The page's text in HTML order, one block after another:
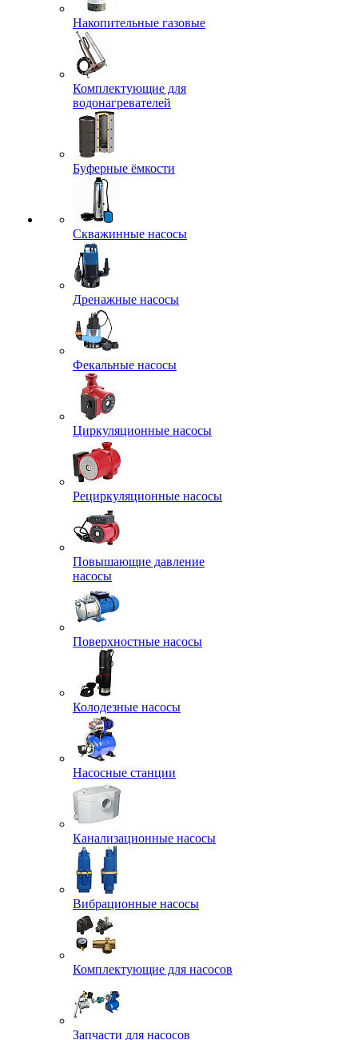
Накопительные газовые
Комплектующие для
водонагревателей
Буферные ёмкости
Скважинные насосы
Дренажные насосы
Фекальные насосы
Циркуляционные насосы
Рециркуляционные насосы
Повышающие давление
насосы
Поверхностные насосы
Колодезные насосы
Насосные станции
Канализационные насосы
Вибрационные насосы
Комплектующие для насосов
Запчасти для насосов